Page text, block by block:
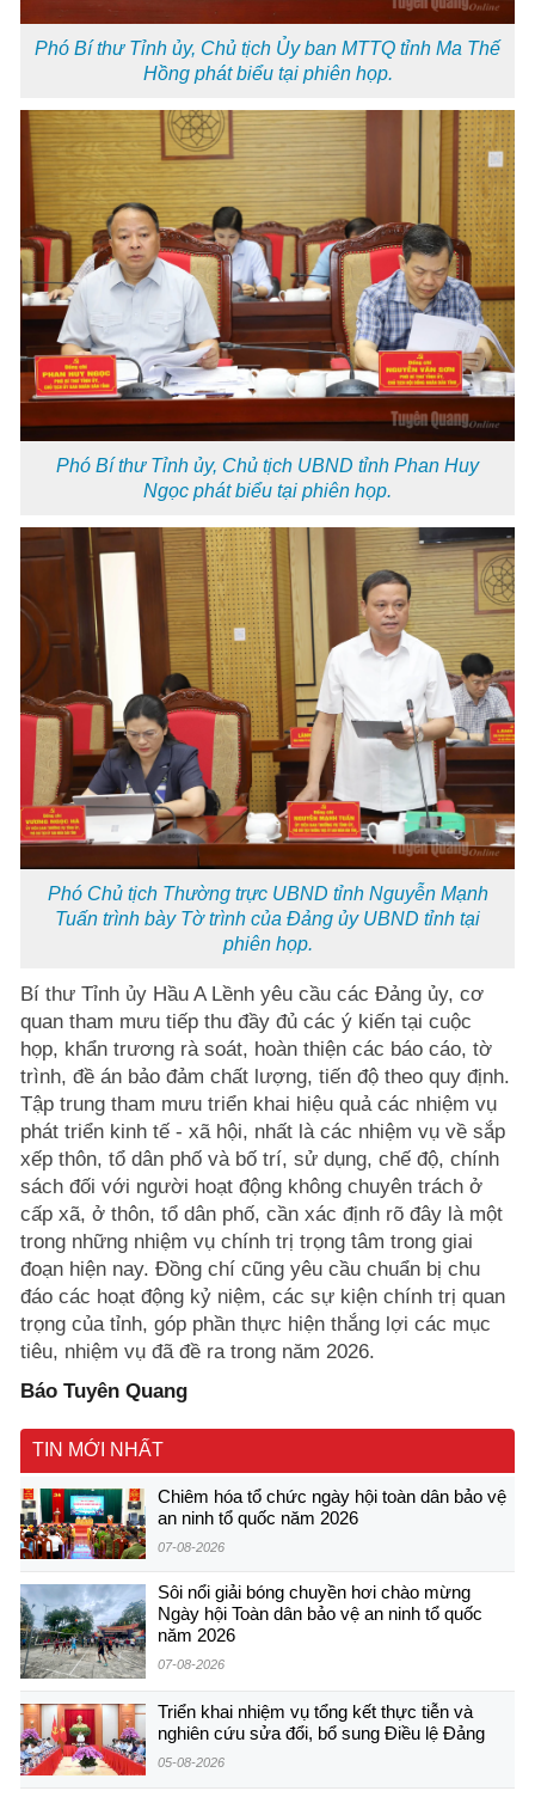
Phó Bí thư Tỉnh ủy, Chủ tịch Ủy ban MTTQ tỉnh Ma Thế
Hồng phát biểu tại phiên họp.
Phó Bí thư Tỉnh ủy, Chủ tịch UBND tỉnh Phan Huy
Ngọc phát biểu tại phiên họp.
Phó Chủ tịch Thường trực UBND tỉnh Nguyễn Mạnh
Tuấn trình bày Tờ trình của Đảng ủy UBND tỉnh tại
phiên họp.
Bí thư Tỉnh ủy Hầu A Lềnh yêu cầu các Đảng ủy, cơ
quan tham mưu tiếp thu đầy đủ các ý kiến tại cuộc
họp, khẩn trương rà soát, hoàn thiện các báo cáo, tờ
trình, đề án bảo đảm chất lượng, tiến độ theo quy định.
Tập trung tham mưu triển khai hiệu quả các nhiệm vụ
phát triển kinh tế - xã hội, nhất là các nhiệm vụ về sắp
xếp thôn, tổ dân phố và bố trí, sử dụng, chế độ, chính
sách đối với người hoạt động không chuyên trách ở
cấp xã, ở thôn, tổ dân phố, cần xác định rõ đây là một
trong những nhiệm vụ chính trị trọng tâm trong giai
đoạn hiện nay. Đồng chí cũng yêu cầu chuẩn bị chu
đáo các hoạt động kỷ niệm, các sự kiện chính trị quan
trọng của tỉnh, góp phần thực hiện thắng lợi các mục
tiêu, nhiệm vụ đã đề ra trong năm 2026.
Báo Tuyên Quang
TIN MỚI NHẤT
Chiêm hóa tổ chức ngày hội toàn dân bảo vệ
an ninh tổ quốc năm 2026
07-08-2026
Sôi nổi giải bóng chuyền hơi chào mừng
Ngày hội Toàn dân bảo vệ an ninh tổ quốc
năm 2026
07-08-2026
Triển khai nhiệm vụ tổng kết thực tiễn và
nghiên cứu sửa đổi, bổ sung Điều lệ Đảng
05-08-2026